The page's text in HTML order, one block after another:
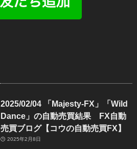
2025/02/04 「Majesty-FX」「Wild
Dance」の自動売買結果 FX自動
売買ブログ【コウの自動売買FX】
2025年2月8日